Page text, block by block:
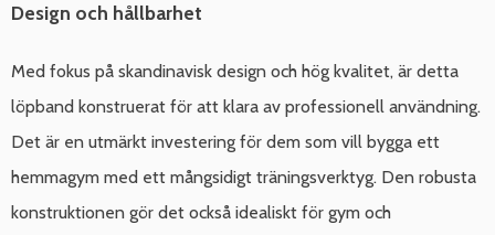
Design och hållbarhet
Med fokus på skandinavisk design och hög kvalitet, är detta
löpband konstruerat för att klara av professionell användning.
Det är en utmärkt investering för dem som vill bygga ett
hemmagym med ett mångsidigt träningsverktyg. Den robusta
konstruktionen gör det också idealiskt för gym och